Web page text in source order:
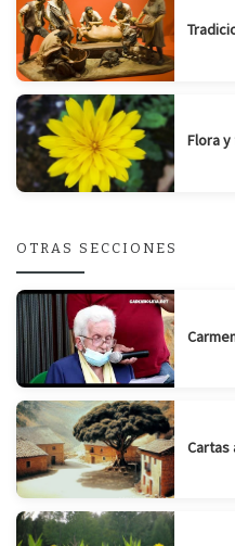
Flora y
OTRAS SECCIONES
Cartas